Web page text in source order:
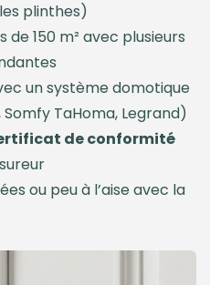
plinthes)
de 150 m² avec plusieurs
un système domotique
Somfy TaHoma, Legrand)
de conformité
ou peu à l’aise avec la